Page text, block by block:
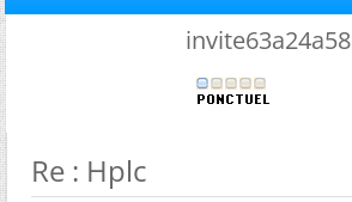
invite63a24a58
Re : Hplc